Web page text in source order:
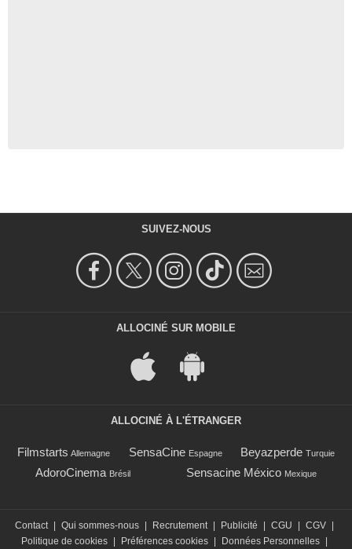
SUIVEZ-NOUS
ALLOCINÉ SUR MOBILE
ALLOCINÉ À L'ÉTRANGER
Filmstarts Allemagne SensaCine Espagne Beyazperde Turquie
AdoroCinema Brésil Sensacine México Mexique
Contact | Qui sommes-nous | Recrutement | Publicité | CGU | CGV |
Politique de cookies | Préférences cookies | Données Personnelles |